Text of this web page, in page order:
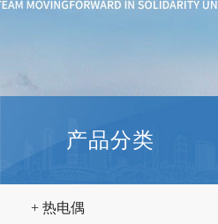
产品分类
+ 热电偶